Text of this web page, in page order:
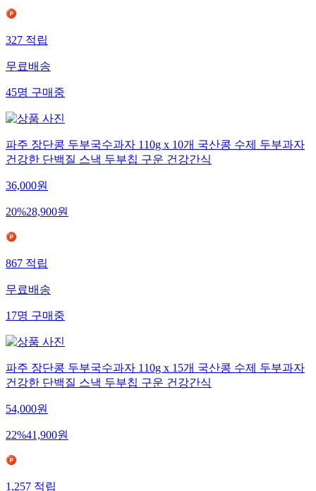
327적립
무료배송
45명구매중
파주 장단콩 두부국수과자 110g x 10개 국산콩 수제 두부과자
건강한 단백질 스낵 두부칩 구운 건강간식
36,000원
20%28,900원
867적립
무료배송
17명구매중
파주 장단콩 두부국수과자 110g x 15개 국산콩 수제 두부과자
건강한 단백질 스낵 두부칩 구운 건강간식
54,000원
22%41,900원